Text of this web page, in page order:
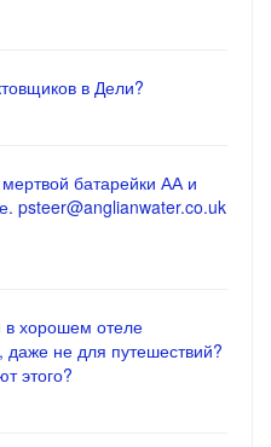
в Дели?
батарейки АА и
psteer@anglianwater.co.uk
в хорошем отеле
не для путешествий?
этого?